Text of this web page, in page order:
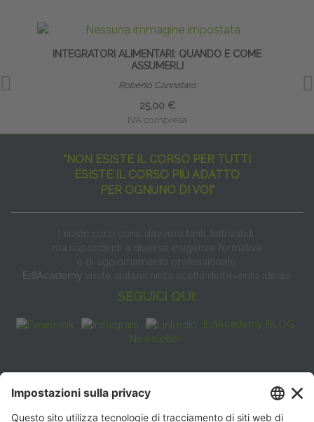
INTEGRATORI ALIMENTARI: QUANDO E COME
ASSUMERLI
Roberto Cannataro
25,00 €
IVA compresa
"NON ESISTE IL CORSO PER TUTTI
ESISTE IL CORSO PIÙ ADATTO
PER OGNUNO DI VOI"
I nostri corsi sono davvero tanti, tutti validi
ma rispondenti a diverse esigenze formative
e di aggiornamento professionale.
EdiAcademy vuole aiutarvi nella scelta dell’evento ideale
SEGUICI QUI:
EdiAcademy BLOG
Newsletter
FAQ